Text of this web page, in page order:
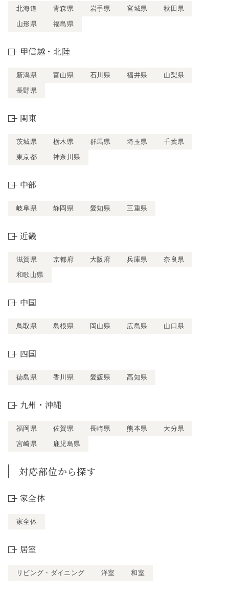
北海道 青森県 岩手県 宮城県
秋田県
山形県
福島県
甲信越・北陸
新潟県 富山県 石川県 福井県
山梨県
長野県
関東
茨城県 栃木県 群馬県 埼玉県
千葉県
東京都
神奈川県
中部
岐阜県 静岡県 愛知県 三重県
近畿
滋賀県 京都府 大阪府 兵庫県
奈良県
和歌山県
中国
鳥取県 島根県 岡山県 広島県 山口県
四国
徳島県 香川県 愛媛県 高知県
九州・沖縄
福岡県 佐賀県 長崎県 熊本県
大分県
宮崎県
鹿児島県
対応部位から探す
家全体
家全体
居室
リビング・ダイニング 洋室 和室